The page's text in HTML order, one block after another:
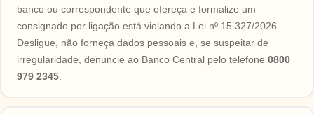
banco ou correspondente que ofereça e formalize um
consignado por ligação está violando a Lei nº 15.327/2026.
Desligue, não forneça dados pessoais e, se suspeitar de
irregularidade, denuncie ao Banco Central pelo telefone 0800
979 2345.